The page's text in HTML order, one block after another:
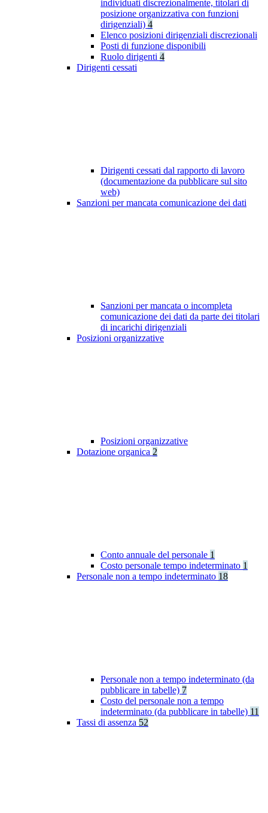
individuati discrezionalmente, titolari di
posizione organizzativa con funzioni
dirigenziali) 4
Elenco posizioni dirigenziali discrezionali
Posti di funzione disponibili
Ruolo dirigenti 4
Dirigenti cessati
Dirigenti cessati dal rapporto di lavoro
(documentazione da pubblicare sul sito
web)
Sanzioni per mancata comunicazione dei dati
Sanzioni per mancata o incompleta
comunicazione dei dati da parte dei titolari
di incarichi dirigenziali
Posizioni organizzative
Posizioni organizzative
Dotazione organica 2
Conto annuale del personale 1
Costo personale tempo indeterminato 1
Personale non a tempo indeterminato 18
Personale non a tempo indeterminato (da
pubblicare in tabelle) 7
Costo del personale non a tempo
indeterminato (da pubblicare in tabelle) 11
Tassi di assenza 52